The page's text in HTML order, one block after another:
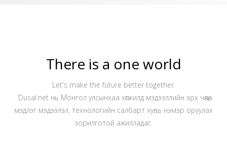
There is a one world
Let's make the future better together.
Dusal.net нь Монгол улсынхаа хөгжилд мэдээллийн эрх чөлөө,
мэдлэг мэдээлэл, технологийн салбарт хувь нэмэр оруулах
зорилготой ажилладаг.